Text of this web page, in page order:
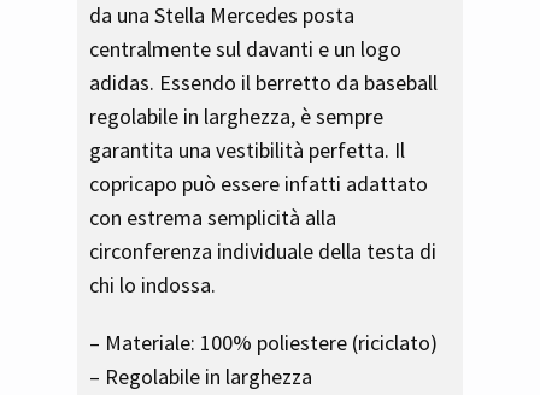
da una Stella Mercedes posta
centralmente sul davanti e un logo
adidas. Essendo il berretto da baseball
regolabile in larghezza, è sempre
garantita una vestibilità perfetta. Il
copricapo può essere infatti adattato
con estrema semplicità alla
circonferenza individuale della testa di
chi lo indossa.
– Materiale: 100% poliestere (riciclato)
– Regolabile in larghezza